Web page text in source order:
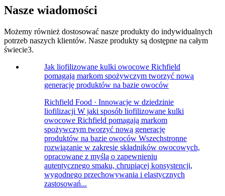
Nasze wiadomości
Możemy również dostosować nasze produkty do indywidualnych
potrzeb naszych klientów. Nasze produkty są dostępne na całym
świecie3.
Jak liofilizowane kulki owocowe Richfield
pomagają markom spożywczym tworzyć nową
generację produktów na bazie owoców
Richfield Food · Innowacje w dziedzinie
liofilizacji W jaki sposób liofilizowane kulki
owocowe Richfield pomagają markom
spożywczym tworzyć nową generację
produktów na bazie owoców Wszechstronne
rozwiązanie w zakresie składników owocowych,
opracowane z myślą o zapewnieniu
autentycznego smaku, chrupiącej konsystencji,
wygodnego przechowywania i elastycznych
zastosowań...